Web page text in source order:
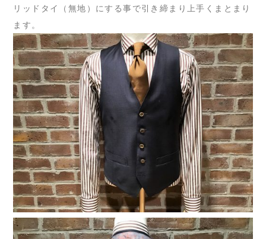
リッドタイ（無地）にする事で引き締まり上手くまとまり
ます。